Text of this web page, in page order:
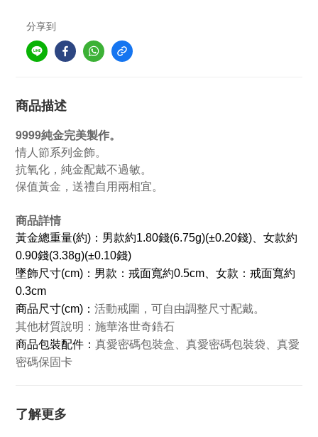
分享到
商品描述
9999純金完美製作。
情人節系列金飾。
抗氧化，純金配戴不過敏。
保值黃金，送禮自用兩相宜。
商品詳情
黃金總重量(約)：男款約1.80錢(6.75g)(±0.20錢)、 女款約
0.90錢(3.38g)(±0.10錢)
墜飾尺寸(cm)：男款：戒面寬約0.5cm、 女款：戒面寬約
0.3cm
商品尺寸(cm)： 活動戒圍，可自由調整尺寸配戴。
其他材質說明： 施華洛世奇鋯石
商品包裝配件： 真愛密碼包裝盒、真愛密碼包裝袋、真愛
密碼保固卡
了解更多